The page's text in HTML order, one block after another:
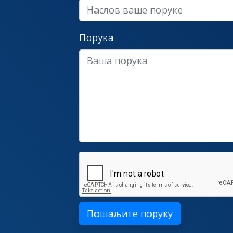
Порука
Пошаљите поруку